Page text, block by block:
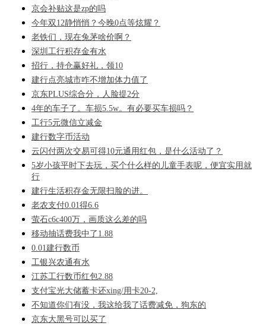
京会补贴这是zp的吗
今年双12静悄悄？今晚0点等炫耀？
老铁们，现在兔茅啥价啊？
深圳工行积存金有水
招行，持仓赢好礼，领10
建行点亮城市咋不增加体力值了
京东PLUS综合分，人脸提2分
4年的车子了。车损5.5w。有必要买车损吗？
工行5元微信立减金
建行数字币活动
云闪付两次交易可得10元通用红包，是什么活动了？
5岁小孩平时下去玩，买个什么样的儿童手表呢，便宜实用就
行
建行生活积存金无限扫脸的进。
老农支付0.01得6.6
萤石c6c400万，画质这么差的吗
移动抽话费我中了1.88
0.01建行数币
工银兴农通有水
江苏工行数币红包2.88
支付宝光大储蓄卡还xing/用卡20-2,
不知道你们有没，我这给我了话费减免，狗东的
京东大黑号可以买了